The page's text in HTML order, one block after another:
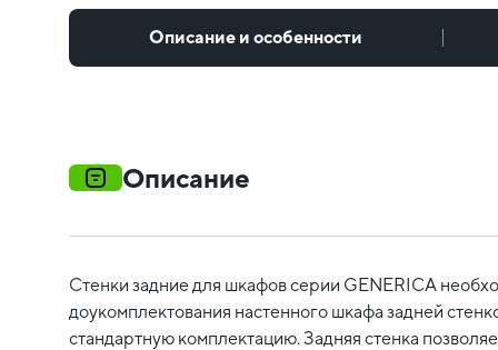
Описание и особенности
Описание
Стенки задние для шкафов серии GENERICA
доукомплектования настенного шкафа задней
стандартную комплектацию. Задняя стенка